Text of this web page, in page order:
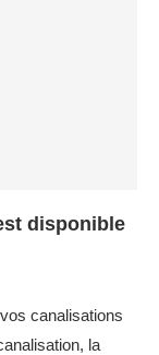
disponible
canalisations
la